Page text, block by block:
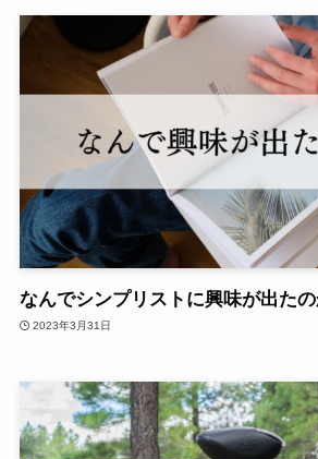
なんでシンプリストに興味が出たの
2023年3月31日